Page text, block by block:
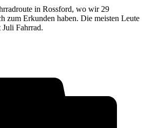
in Rossford, wo wir 29
zum Erkunden haben. Die meisten Leute
Fahrrad.